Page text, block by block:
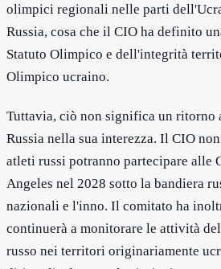
olimpici regionali nelle parti
Russia, cosa che il CIO ha definito
Statuto Olimpico e dell'integrità
Olimpico ucraino.
Tuttavia, ciò non significa un ritorno
Russia nella sua interezza. Il CIO
atleti russi potranno partecipare alle
Angeles nel 2028 sotto la bandiera
nazionali e l'inno. Il comitato ha
continuerà a monitorare le attività
russo nei territori originariamente